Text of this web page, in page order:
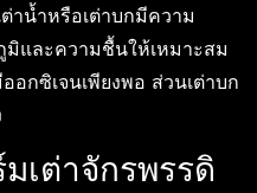
าน้ำหรือเต่าบกมีความ
และความชื้นให้เหมาะสม
อกซิเจนเพียงพอ ส่วนเต่าบก
เต่าจักรพรรดิ